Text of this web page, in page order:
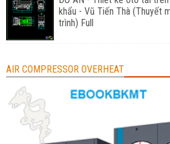
khẩu - Vũ Tiến Thà (Thuyết
trình) Full
AIR COMPRESSOR OVERHEAT